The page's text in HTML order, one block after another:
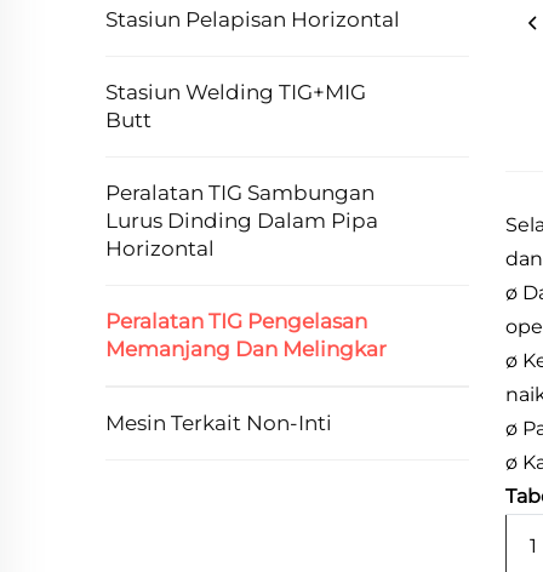
Stasiun Pelapisan Horizontal
Stasiun Welding TIG+MIG
Butt
Peralatan TIG Sambungan
Lurus Dinding Dalam Pipa
Horizontal
Peralatan TIG Pengelasan
Memanjang Dan Melingkar
Mesin Terkait Non-Inti
ø
ø
ø
ø
1